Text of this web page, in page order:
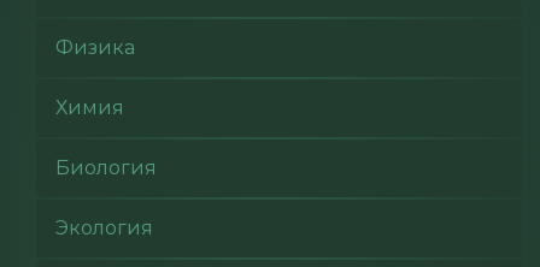
Физика
Химия
Биология
Экология